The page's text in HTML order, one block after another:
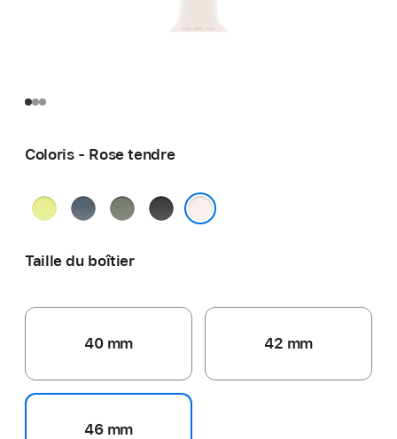
Coloris - Rose tendre
JauneBleu
Gris
Noir
Taille du boîtier
40 mm 42 mm
46 mm